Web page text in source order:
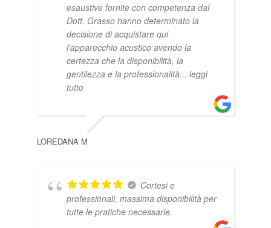
esaustive fornite con competenza dal
Dott. Grasso hanno determinato la
decisione di acquistare qui
l'apparecchio acustico avendo la
certezza che la disponibilità, la
gentilezza e la professionalità... leggi
tutto
LOREDANA M
Cortesi e
professionali, massima disponibilità per
tutte le pratiche necessarie.